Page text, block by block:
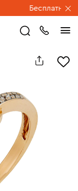
Бесплатная